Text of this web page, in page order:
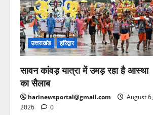
उत्तराखंड हरिद्वार
सावन कांवड़ यात्रा में उमड़ रहा है आस्था
का सैलाब
harinewsportal@gmail.com
August 6,
2026
0